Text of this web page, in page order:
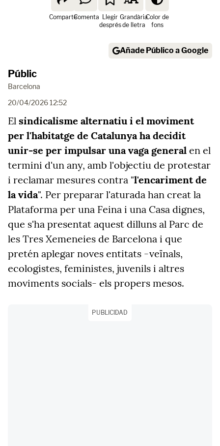
ComparteComenta Llegir
després
Grandària
de lletra
Color de
fons
Añade Público a Google
Públic
Barcelona
20/04/2026 12:52
El sindicalisme alternatiu i el moviment
per l'habitatge de Catalunya ha decidit
unir-se per impulsar una vaga general en el
termini d'un any, amb l'objectiu de protestar
i reclamar mesures contra "l'encariment de
la vida". Per preparar l'aturada han creat la
Plataforma per una Feina i una Casa dignes,
que s'ha presentat aquest dilluns al Parc de
les Tres Xemeneies de Barcelona i que
pretén aplegar noves entitats -veïnals,
ecologistes, feministes, juvenils i altres
moviments socials- els propers mesos.
PUBLICIDAD